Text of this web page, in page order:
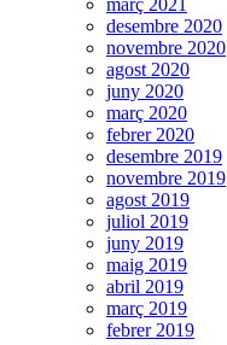
desembre 2020
novembre 2020
agost 2020
juny 2020
març 2020
febrer 2020
desembre 2019
novembre 2019
agost 2019
juliol 2019
juny 2019
maig 2019
abril 2019
març 2019
febrer 2019